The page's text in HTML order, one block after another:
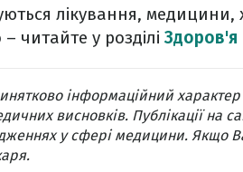
лікування, медицини,
читайте у розділі Здоров'я
інформаційний
висновків. Публікації на
у сфері медицини. Якщо